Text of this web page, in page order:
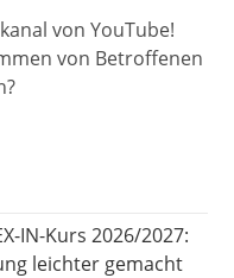
von YouTube!
von Betroffenen
IN-Kurs 2026/2027:
leichter gemacht